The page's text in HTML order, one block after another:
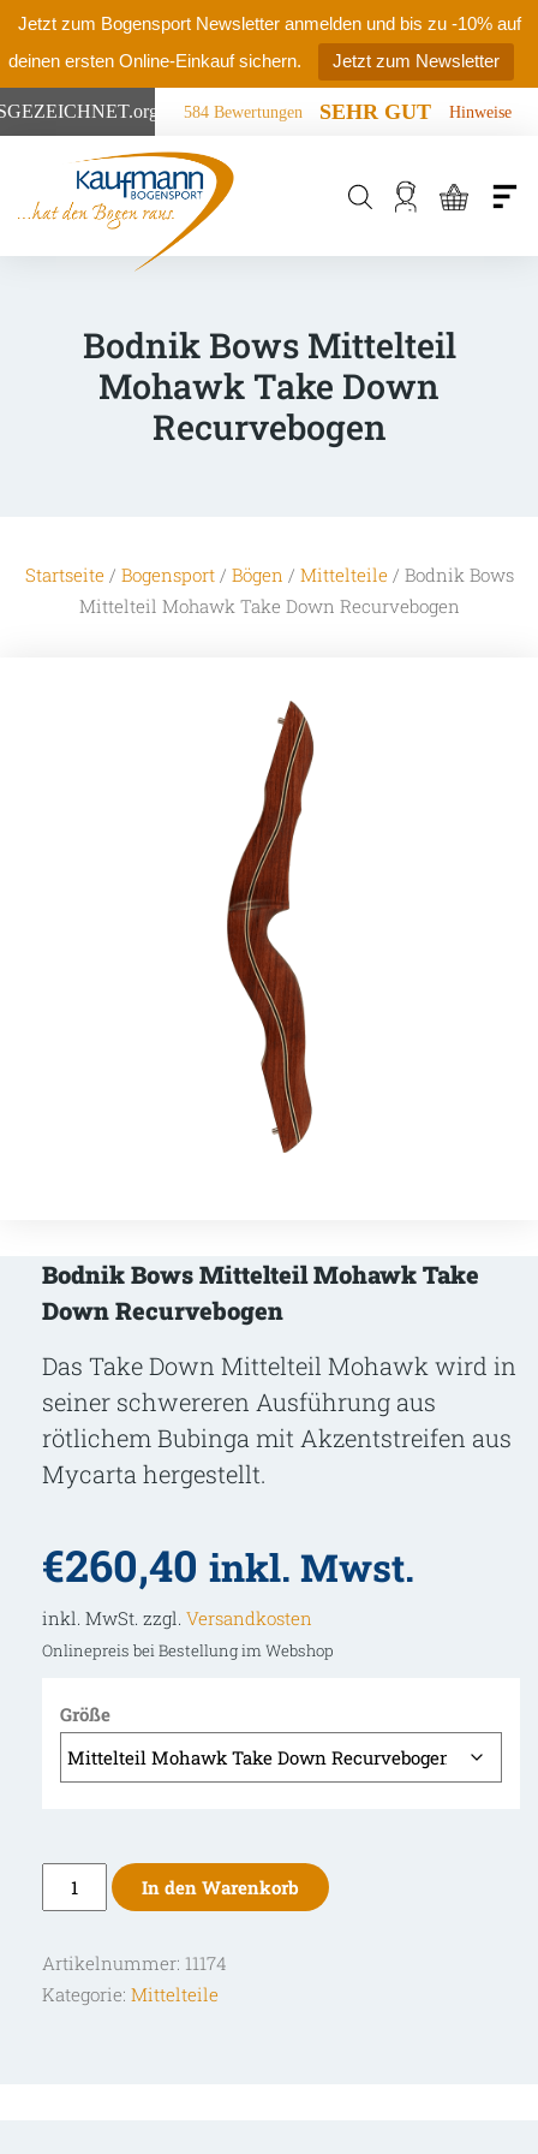
Jetzt zum Bogensport Newsletter anmelden und bis zu -10% auf
deinen ersten Online-Einkauf sichern.
Jetzt zum Newsletter
.org 584 Bewertungen SEHR GUT Hinweise
Products
search
Bodnik Bows Mittelteil
Mohawk Take Down
Recurvebogen
Startseite / Bogensport/ Bögen / Mittelteile / Bodnik Bows
Mittelteil Mohawk Take Down Recurvebogen
Bodnik Bows Mittelteil Mohawk Take
Down Recurvebogen
Das Take Down Mittelteil Mohawk wird in
seiner schwereren Ausführung aus
rötlichem Bubinga mit Akzentstreifen aus
Mycarta hergestellt.
€260,40 inkl. Mwst.
inkl. MwSt. zzgl. Versandkosten
Onlinepreis bei Bestellung im Webshop
Größe
Bodnik
Bows
Mohawk
Take
In den Warenkorb
Artikelnummer: 11174
Kategorie: Mittelteile